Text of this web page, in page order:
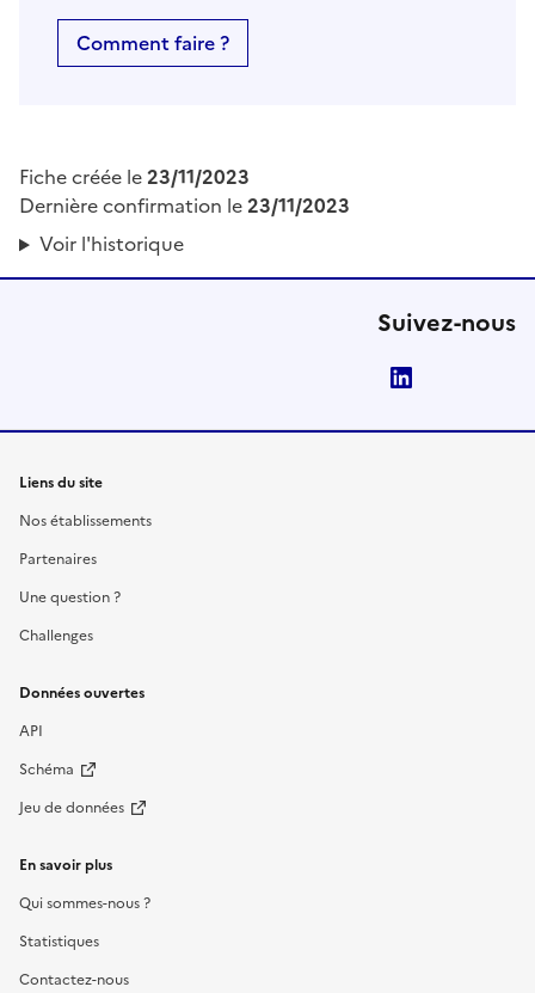
Comment faire ?
Fiche créée le23/11/2023
Dernière confirmation le23/11/2023
Voir l'historique
Suivez-nous
Liens du site
Nos établissements
Partenaires
Une question ?
Challenges
Données ouvertes
API
Schéma
Jeu de données
En savoir plus
Qui sommes-nous ?
Statistiques
Contactez-nous